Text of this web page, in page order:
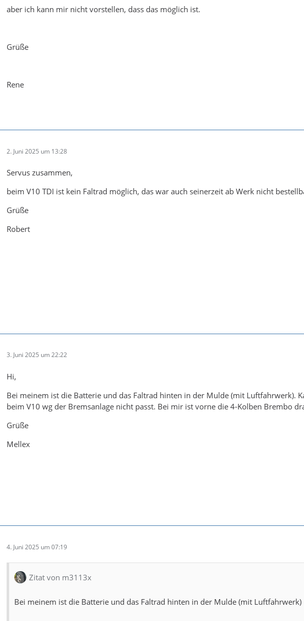
aber ich kann mir nicht vorstellen, dass das möglich ist.
Grüße
Rene
2. Juni 2025 um 13:28
Servus zusammen,
beim V10 TDI ist kein Faltrad möglich, das war auch seinerzeit ab Werk nicht
Grüße
Robert
3. Juni 2025 um 22:22
Hi,
Bei meinem ist die Batterie und das Faltrad hinten in der Mulde (mit Luftfahrwerk).
beim V10 wg der Bremsanlage nicht passt. Bei mir ist vorne die 4-Kolben Brembo
Grüße
Mellex
4. Juni 2025 um 07:19
Zitat von m3113x
Bei meinem ist die Batterie und das Faltrad hinten in der Mulde (mit Luftfahrwerk)